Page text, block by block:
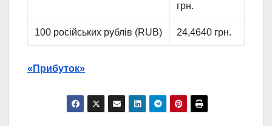
грн.
100 російських рублів (RUB) 24,4640 грн.
«Прибуток»